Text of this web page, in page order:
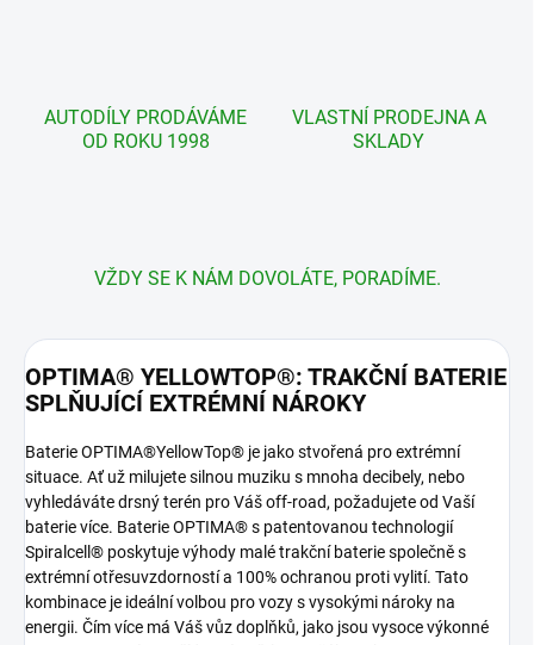
AUTODÍLY PRODÁVÁME
OD ROKU 1998
VLASTNÍ PRODEJNA A
SKLADY
VŽDY SE K NÁM DOVOLÁTE, PORADÍME.
OPTIMA® YELLOWTOP®: TRAKČNÍ BATERIE
SPLŇUJÍCÍ EXTRÉMNÍ NÁROKY
Baterie OPTIMA®YellowTop® je jako stvořená pro extrémní
situace. Ať už milujete silnou muziku s mnoha decibely, nebo
vyhledáváte drsný terén pro Váš off-road, požadujete od Vaší
baterie více. Baterie OPTIMA® s patentovanou technologií
Spiralcell® poskytuje výhody malé trakční baterie společně s
extrémní otřesuvzdorností a 100% ochranou proti vylití. Tato
kombinace je ideální volbou pro vozy s vysokými nároky na
energii. Čím více má Váš vůz doplňků, jako jsou vysoce výkonné